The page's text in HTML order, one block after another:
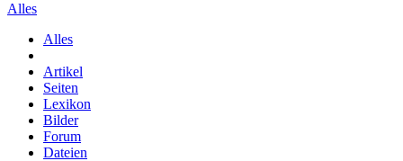
Alles
Alles
Artikel
Seiten
Lexikon
Bilder
Forum
Dateien